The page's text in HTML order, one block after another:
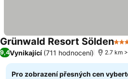
Grünwald Resort Sölden4
9,4Vynikající (711 hodnocení) 2.7 km
Pro zobrazení přesných cen